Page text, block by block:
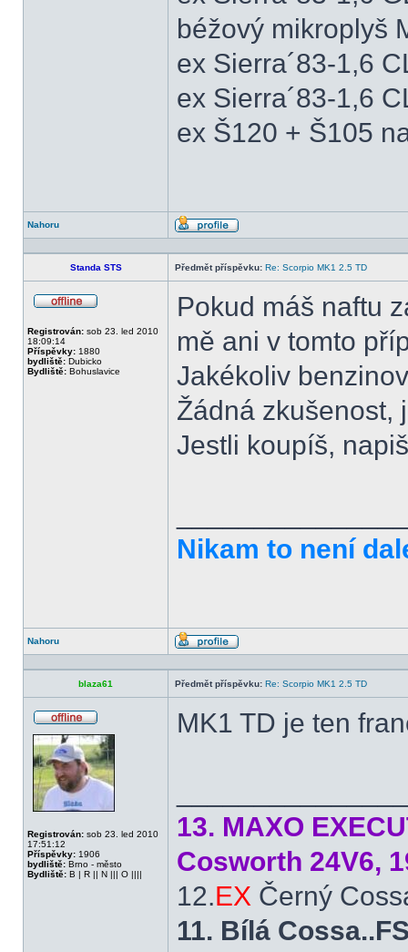
béžový mikroplyš
ex Sierra´83-1,6
ex Sierra´83-1,6
ex Š120 + Š105
Nahoru
Profil
Standa STS Předmět příspěvku: Re: Scorpio MK1 2.5 TD
Registrován: sob 23. led 2010
18:09:14
Příspěvky: 1880
bydliště: Dubicko
Bydliště: Bohuslavice
Pokud máš naftu
mě ani v tomto
Jakékoliv
Žádná zkušenost,
Jestli koupíš,
Nikam to není
Nahoru
Profil
blaza61 Předmět příspěvku: Re: Scorpio MK1 2.5 TD
Registrován: sob 23. led 2010
17:51:12
Příspěvky: 1906
bydliště: Brno - město
Bydliště: B | R || N ||| O ||||
MK1 TD je ten
13. MAXO
Cosworth 24V6,
12.EX Černý
11. Bílá